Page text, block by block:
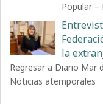
Popular
la
Regresar a Diario Mar
Noticias atemporales